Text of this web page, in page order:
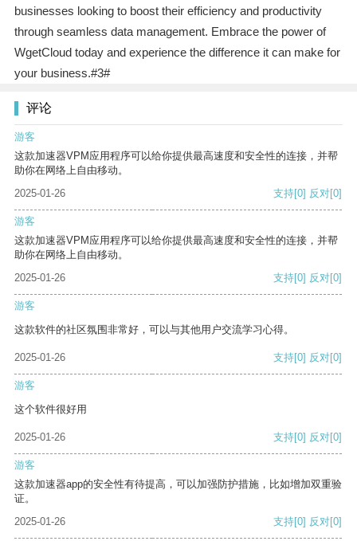
businesses looking to boost their efficiency and productivity
through seamless data management. Embrace the power of
WgetCloud today and experience the difference it can make for
your business.#3#
评论
游客
这款加速器VPM应用程序可以给你提供最高速度和安全性的连接，并帮
助你在网络上自由移动。
2025-01-26
支持[0] 反对[0]
游客
这款加速器VPM应用程序可以给你提供最高速度和安全性的连接，并帮
助你在网络上自由移动。
2025-01-26
支持[0] 反对[0]
游客
这款软件的社区氛围非常好，可以与其他用户交流学习心得。
2025-01-26 支持[0] 反对[0]
游客
这个软件很好用
2025-01-26 支持[0] 反对[0]
游客
这款加速器app的安全性有待提高，可以加强防护措施，比如增加双重验
证。
2025-01-26
支持[0] 反对[0]